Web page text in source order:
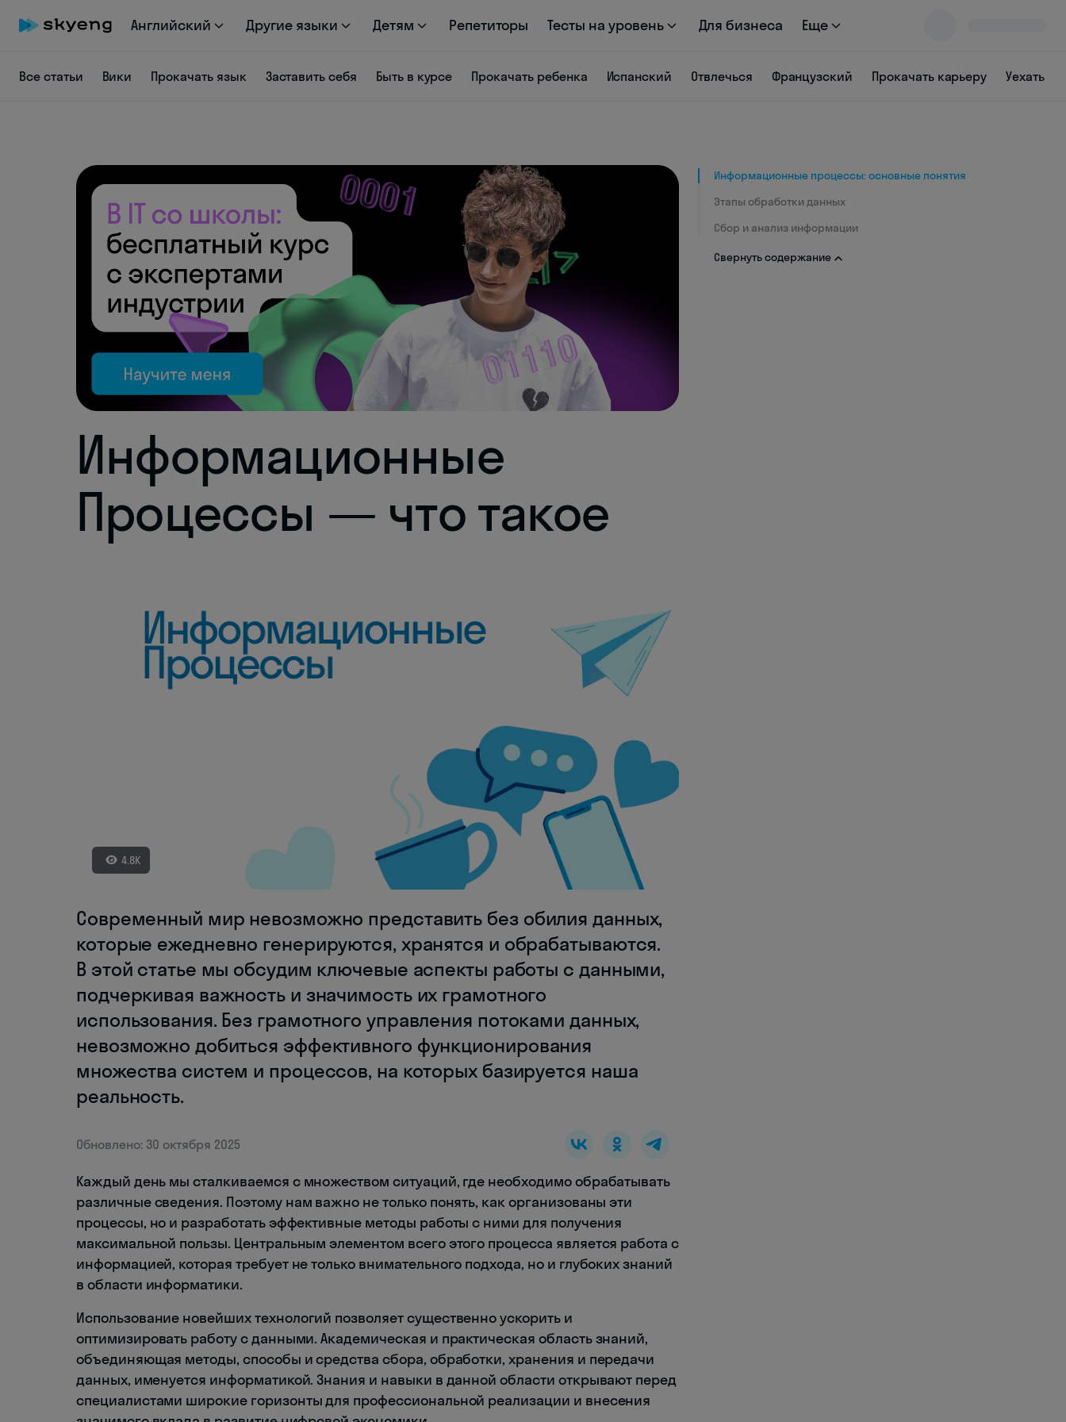
Английский Другие языки Детям Репетиторы Тесты на уровень Для бизнеса Еще
Все статьи Вики Прокачать язык Заставить себя Быть в курсе Прокачать ребенка Испанский Отвлечься Французский Прокачать карьеру Уехать
Информационные
Процессы — что такое
4.8K
Современный мир невозможно представить без обилия данных,
которые ежедневно генерируются, хранятся и обрабатываются.
В этой статье мы обсудим ключевые аспекты работы с данными,
подчеркивая важность и значимость их грамотного
использования. Без грамотного управления потоками данных,
невозможно добиться эффективного функционирования
множества систем и процессов, на которых базируется наша
реальность.
Обновлено: 30 октября 2025
Каждый день мы сталкиваемся с множеством ситуаций, где необходимо обрабатывать
различные сведения. Поэтому нам важно не только понять, как организованы эти
процессы, но и разработать эффективные методы работы с ними для получения
максимальной пользы. Центральным элементом всего этого процесса является работа с
информацией, которая требует не только внимательного подхода, но и глубоких знаний
в области информатики.
Использование новейших технологий позволяет существенно ускорить и
оптимизировать работу с данными. Академическая и практическая область знаний,
объединяющая методы, способы и средства сбора, обработки, хранения и передачи
данных, именуется информатикой. Знания и навыки в данной области открывают перед
специалистами широкие горизонты для профессиональной реализации и внесения
Информационные процессы: основные понятия
Этапы обработки данных
Сбор и анализ информации
Свернуть содержание